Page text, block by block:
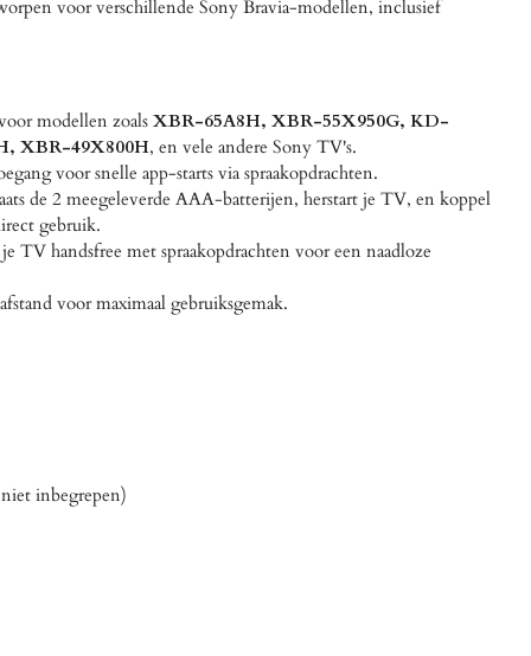
voor verschillende Sony Bravia-modellen, inclusief
modellen zoals XBR-65A8H, XBR-55X950G, KD-
XBR-49X800H, en vele andere Sony TV's.
voor snelle app-starts via spraakopdrachten.
de 2 meegeleverde AAA-batterijen, herstart je TV, en koppel
gebruik.
TV handsfree met spraakopdrachten voor een naadloze
voor maximaal gebruiksgemak.
inbegrepen)